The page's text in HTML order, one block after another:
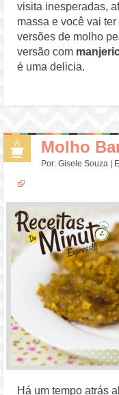
visita inesperadas,
massa e você vai
versões de molho
versão com
é uma delicia.
Molho
Por:Gisele Souza |
Há um tempo atrás